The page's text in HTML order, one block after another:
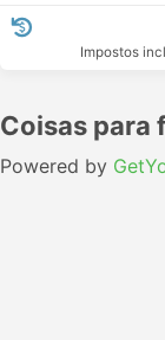
Impostos
Coisas para
Powered by